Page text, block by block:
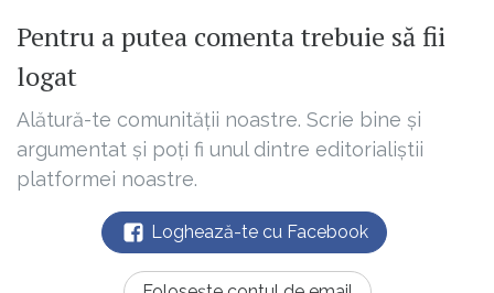
Pentru a putea comenta trebuie să fii
logat
Alătură-te comunității noastre. Scrie bine și
argumentat și poți fi unul dintre editorialiștii
platformei noastre.
Loghează-te cu Facebook